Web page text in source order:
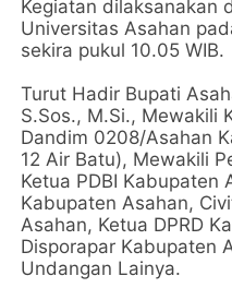
Kegiatan dilaksanakan
Universitas Asahan
sekira pukul 10.05 WIB.
Turut Hadir Bupati
S.Sos., M.Si., Mewakili
Dandim 0208/Asahan
12 Air Batu), Mewakili
Ketua PDBI Kabupaten
Kabupaten Asahan,
Asahan, Ketua DPRD
Disporapar Kabupaten
Undangan Lainya.